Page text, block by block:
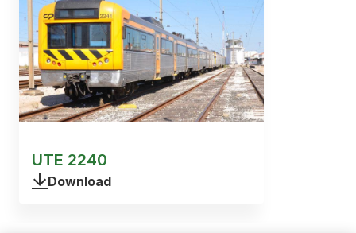
UTE 2240
Download